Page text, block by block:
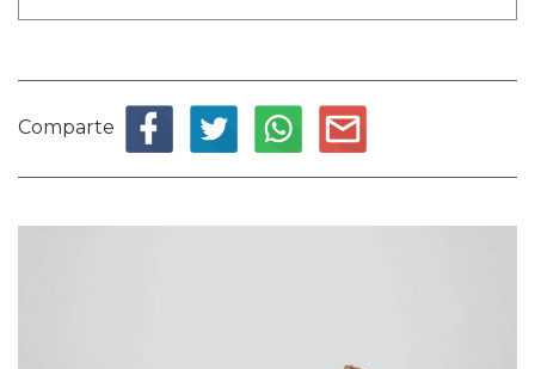
Comparte